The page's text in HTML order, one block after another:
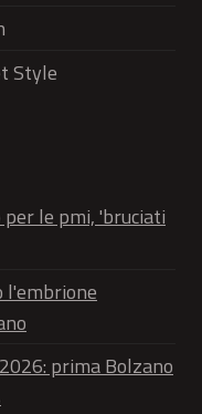
Style
le pmi, 'bruciati
l'embrione
prima Bolzano